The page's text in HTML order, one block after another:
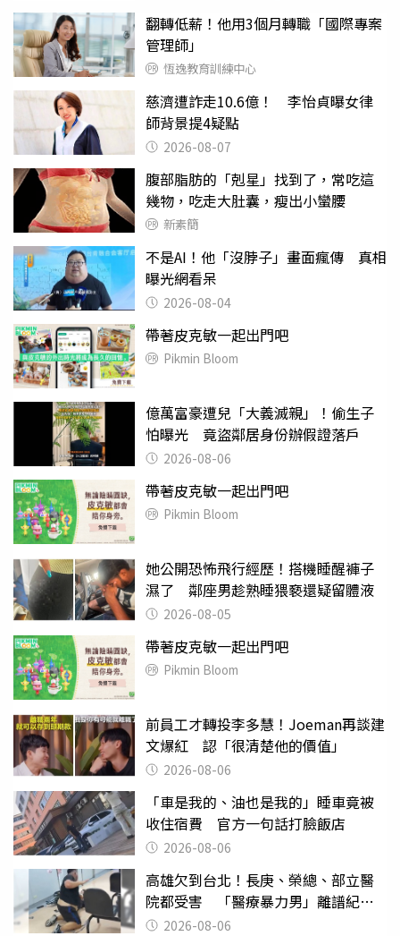
翻轉低薪！他用3個月轉職「國際專案
管理師」
恆逸教育訓練中心
慈濟遭詐走10.6億！ 李怡貞曝女律
師背景提4疑點
2026-08-07
腹部脂肪的「剋星」找到了，常吃這
幾物，吃走大肚囊，瘦出小蠻腰
新素簡
不是AI！他「沒脖子」畫面瘋傳 真相
曝光網看呆
2026-08-04
帶著皮克敏一起出門吧
Pikmin Bloom
億萬富豪遭兒「大義滅親」！偷生子
怕曝光 竟盜鄰居身份辦假證落戶
2026-08-06
帶著皮克敏一起出門吧
Pikmin Bloom
她公開恐怖飛行經歷！搭機睡醒褲子
濕了 鄰座男趁熟睡猥褻還疑留體液
2026-08-05
帶著皮克敏一起出門吧
Pikmin Bloom
前員工才轉投李多慧！Joeman再談建
文爆紅 認「很清楚他的價值」
2026-08-06
「車是我的、油也是我的」睡車竟被
收住宿費 官方一句話打臉飯店
2026-08-06
高雄欠到台北！長庚、榮總、部立醫
院都受害 「醫療暴力男」離譜紀錄
曝光2026-08-06